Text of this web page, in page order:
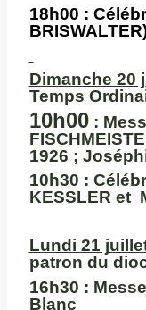
18h00 :
Dimanche 20
Temps
10h00:
1926 ;
10h30 :
KESSLER et
Lundi 21
patron du
16h30 :
Blanc